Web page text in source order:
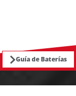
Guía de Baterías